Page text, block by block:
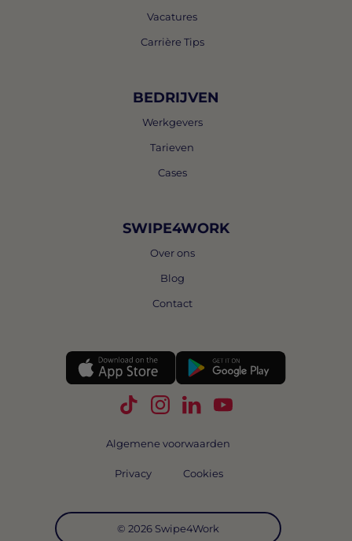
Vacatures
Carrière Tips
BEDRIJVEN
Werkgevers
Tarieven
Cases
SWIPE4WORK
Over ons
Blog
Contact
Volg Swipe4Work op TikTok
Volg Swipe4Work op
Volg Swipe4Work op
Volg Swipe4Work
© 2026 Swipe4Work
Algemene voorwaarden
Privacy Cookies